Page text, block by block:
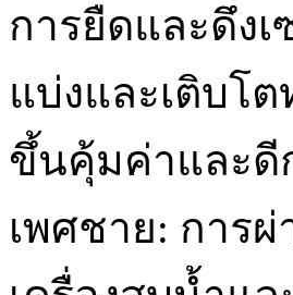
การยืดและดึง
แบ่งและเติบโ
ขึ้นคุ้มค่าและดี
เพศชาย: การ